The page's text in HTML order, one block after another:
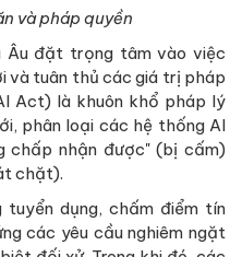
và pháp quyền
Âu đặt trọng tâm vào việc
và tuân thủ các giá trị pháp
Act) là khuôn khổ pháp lý
phân loại các hệ thống AI
chấp nhận được" (bị cấm)
chặt).
tuyển dụng, chấm điểm tín
các yêu cầu nghiêm ngặt